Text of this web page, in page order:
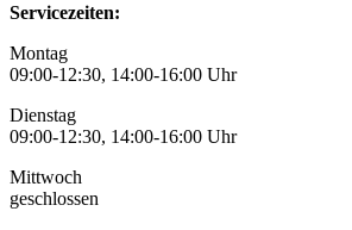
Servicezeiten:
Montag
09:00-12:30, 14:00-16:00 Uhr
Dienstag
09:00-12:30, 14:00-16:00 Uhr
Mittwoch
geschlossen